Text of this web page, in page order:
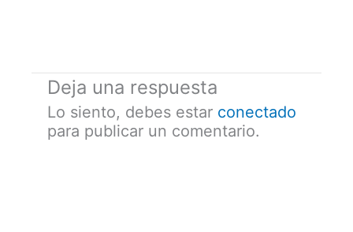
Deja una respuesta
Lo siento, debes estar conectado
para publicar un comentario.